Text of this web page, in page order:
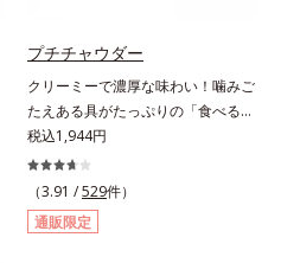
プチチャウダー
クリーミーで濃厚な味わい！噛みご
たえある具がたっぷりの「食べる」
スープ。クリーミーなスープに大粒
コーンやクルトン、鶏肉のような食
感の大豆たんぱくなど、具だくさん
の「食べる」スープです。ボリュー
ム感のある食べごたえで、お腹にし
税込1,944円
（3.91 /529件）
通販限定